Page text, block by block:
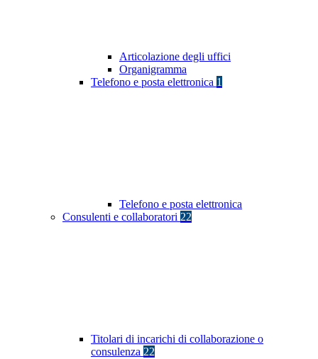
Articolazione degli uffici
Organigramma
Telefono e posta elettronica 1
Telefono e posta elettronica
Consulenti e collaboratori 22
Titolari di incarichi di collaborazione o
consulenza 22